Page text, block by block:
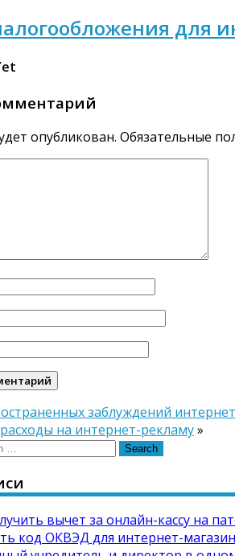
для
опубликован. Обязательные
заблуждений
на интернет-рекламу»
вычет за онлайн-кассу на
код ОКВЭД для интернет-